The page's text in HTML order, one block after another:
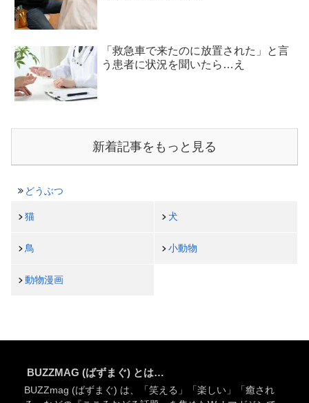
「救急車で来たのに放置された」と言
う患者に状況を聞いたら…え
新着記事をもっと見る
どうぶつ
猫 犬
鳥 小動物
動物漫画
BUZZMAG (ばずまぐ) とは…
BUZZmag (ばずまぐ) は、「笑える」「楽しい」「癒され